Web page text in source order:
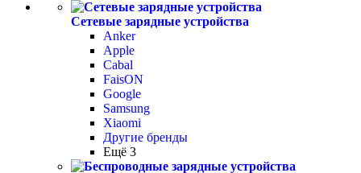
Сетевые зарядные устройства
Anker
Apple
Cabal
FaisON
Google
Samsung
Xiaomi
Другие бренды
Ещё 3